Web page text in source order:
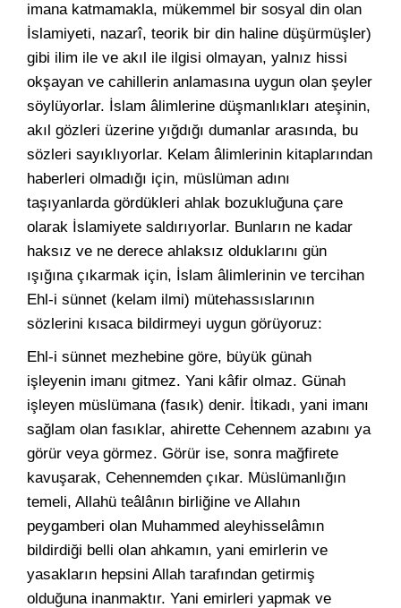
imana katmamakla, mükemmel bir sosyal din olan
İslamiyeti, nazarî, teorik bir din haline düşürmüşler)
gibi ilim ile ve akıl ile ilgisi olmayan, yalnız hissi
okşayan ve cahillerin anlamasına uygun olan şeyler
söylüyorlar. İslam âlimlerine düşmanlıkları ateşinin,
akıl gözleri üzerine yığdığı dumanlar arasında, bu
sözleri sayıklıyorlar. Kelam âlimlerinin kitaplarından
haberleri olmadığı için, müslüman adını
taşıyanlarda gördükleri ahlak bozukluğuna çare
olarak İslamiyete saldırıyorlar. Bunların ne kadar
haksız ve ne derece ahlaksız olduklarını gün
ışığına çıkarmak için, İslam âlimlerinin ve tercihan
Ehl-i sünnet (kelam ilmi) mütehassıslarının
sözlerini kısaca bildirmeyi uygun görüyoruz:
Ehl-i sünnet mezhebine göre, büyük günah
işleyenin imanı gitmez. Yani kâfir olmaz. Günah
işleyen müslümana (fasık) denir. İtikadı, yani imanı
sağlam olan fasıklar, ahirette Cehennem azabını ya
görür veya görmez. Görür ise, sonra mağfirete
kavuşarak, Cehennemden çıkar. Müslümanlığın
temeli, Allahü teâlânın birliğine ve Allahın
peygamberi olan Muhammed aleyhisselâmın
bildirdiği belli olan ahkamın, yani emirlerin ve
yasakların hepsini Allah tarafından getirmiş
olduğuna inanmaktır. Yani emirleri yapmak ve